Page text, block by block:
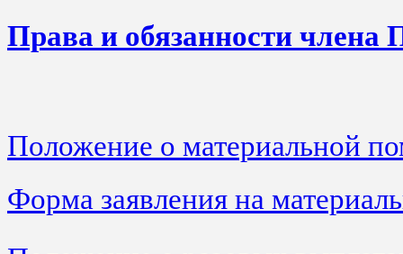
Права и обязанности члена
Положение о материальной
Форма заявления на